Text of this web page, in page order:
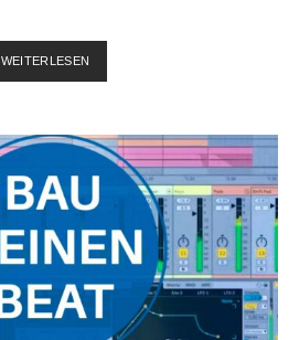
WEITERLESEN
DEM
DEN
ATELIERS